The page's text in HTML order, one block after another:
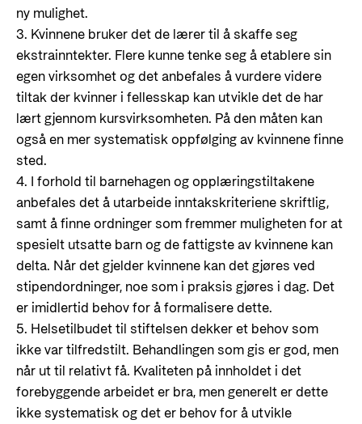
ny mulighet.
3. Kvinnene bruker det de lærer til å skaffe seg
ekstrainntekter. Flere kunne tenke seg å etablere sin
egen virksomhet og det anbefales å vurdere videre
tiltak der kvinner i fellesskap kan utvikle det de har
lært gjennom kursvirksomheten. På den måten kan
også en mer systematisk oppfølging av kvinnene finne
sted.
4. I forhold til barnehagen og opplæringstiltakene
anbefales det å utarbeide inntakskriteriene skriftlig,
samt å finne ordninger som fremmer muligheten for at
spesielt utsatte barn og de fattigste av kvinnene kan
delta. Når det gjelder kvinnene kan det gjøres ved
stipendordninger, noe som i praksis gjøres i dag. Det
er imidlertid behov for å formalisere dette.
5. Helsetilbudet til stiftelsen dekker et behov som
ikke var tilfredstilt. Behandlingen som gis er god, men
når ut til relativt få. Kvaliteten på innholdet i det
forebyggende arbeidet er bra, men generelt er dette
ikke systematisk og det er behov for å utvikle